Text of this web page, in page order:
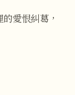
愛恨糾葛，